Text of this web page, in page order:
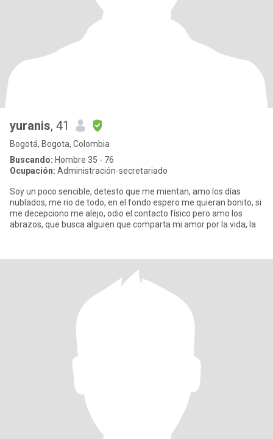
yuranis, 41
Bogotá, Bogota, Colombia
Buscando: Hombre 35 - 76
Ocupación: Administración-secretariado
Soy un poco sencible, detesto que me mientan, amo los días
nublados, me rio de todo, en el fondo espero me quieran bonito, si
me decepciono me alejo, odio el contacto físico pero amo los
abrazos, que busca alguien que comparta mi amor por la vida, la